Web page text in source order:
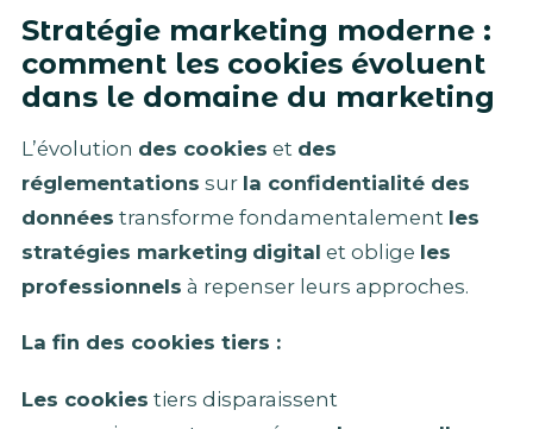
Stratégie marketing moderne :
comment les cookies évoluent
dans le domaine du marketing
L’évolution des cookies et des
réglementations sur la confidentialité des
données transforme fondamentalement les
stratégies marketing digital et oblige les
professionnels à repenser leurs approches.
La fin des cookies tiers :
Les cookies tiers disparaissent